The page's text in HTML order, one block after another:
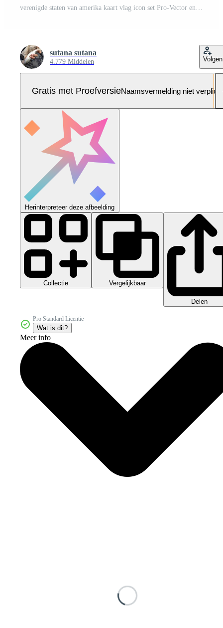
verenigde staten van amerika kaart vlag icon set Pro-Vector en Pro-SVG
sutana sutana
4.779 Middelen Volgen
Gratis met ProefversieNaamsvermelding niet verplicht
Herinterpreteer deze afbeelding
Collectie Vergelijkbaar
Delen
Pro Standard Licentie
Wat is dit?
Meer info